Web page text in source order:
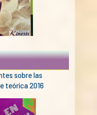
sobre las
teórica 2016